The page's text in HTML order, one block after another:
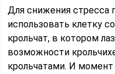
Для снижения стресса
использовать клетку
крольчат, в котором
возможности
крольчатами. И момент